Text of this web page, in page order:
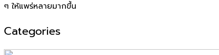
ๆ ให้แพร่หลายมากขึ้น
Categories